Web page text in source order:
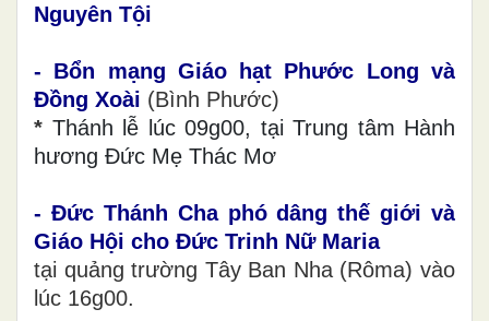
Nguyên Tội
- Bổn mạng Giáo hạt Phước Long và
Đồng Xoài (Bình Phước)
* Thánh lễ lúc 09g00, tại Trung tâm Hành
hương Đức Mẹ Thác Mơ
- Đức Thánh Cha phó dâng thế giới và
Giáo Hội cho Đức Trinh Nữ Maria
tại quảng trường Tây Ban Nha (Rôma) vào
lúc 16g00.